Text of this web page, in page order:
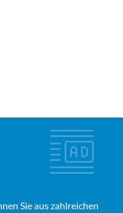
Sie aus zahlreichen